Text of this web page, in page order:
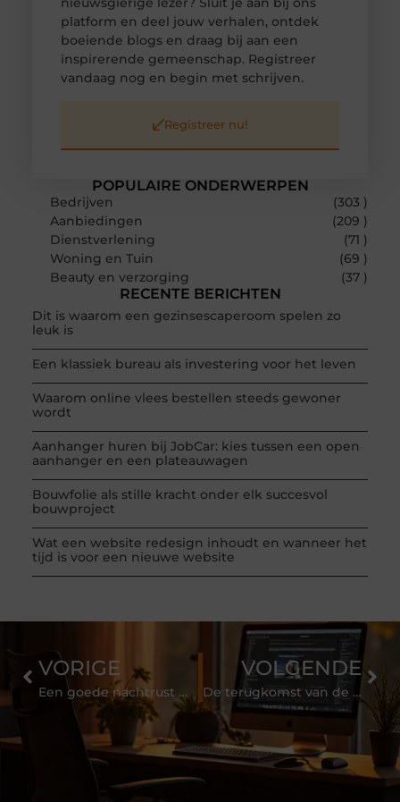
POPULAIRE ONDERWERPEN
Bedrijven
(303 )
Aanbiedingen
(209 )
Dienstverlening
(71 )
Woning en Tuin
(69 )
Beauty en verzorging
(37 )
RECENTE BERICHTEN
Dit is waarom een gezinsescaperoom spelen zo
leuk is
Een klassiek bureau als investering voor het leven
Waarom online vlees bestellen steeds gewoner
wordt
Aanhanger huren bij JobCar: kies tussen een open
aanhanger en een plateauwagen
Bouwfolie als stille kracht onder elk succesvol
bouwproject
Wat een website redesign inhoudt en wanneer het
tijd is voor een nieuwe website
platform en deel jouw verhalen, ontdek
boeiende blogs en draag bij aan een
inspirerende gemeenschap. Registreer
vandaag nog en begin met schrijven.
Registreer nu!
VORIGE
Een goede nachtrust met ventilator koeling
VOLGENDE
De terugkomst van de palletbank